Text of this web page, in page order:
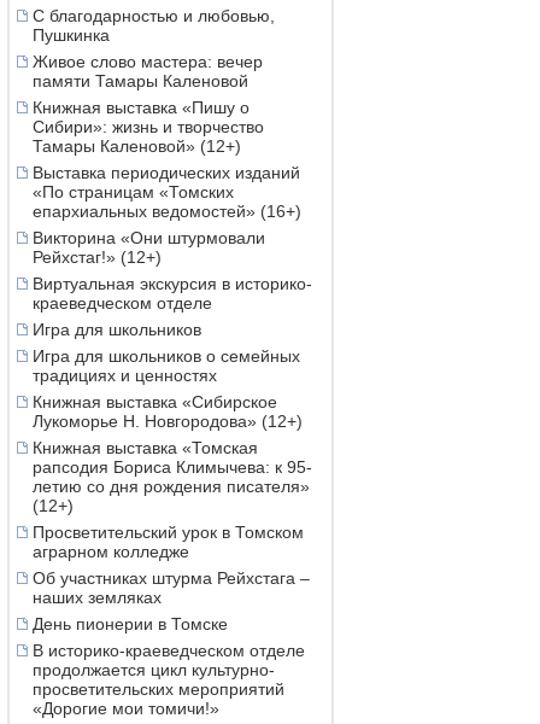
С благодарностью и любовью,
Пушкинка
Живое слово мастера: вечер
памяти Тамары Каленовой
Книжная выставка «Пишу о
Сибири»: жизнь и творчество
Тамары Каленовой» (12+)
Выставка периодических изданий
«По страницам «Томских
епархиальных ведомостей» (16+)
Викторина «Они штурмовали
Рейхстаг!» (12+)
Виртуальная экскурсия в историко-
краеведческом отделе
Игра для школьников
Игра для школьников о семейных
традициях и ценностях
Книжная выставка «Сибирское
Лукоморье Н. Новгородова» (12+)
Книжная выставка «Томская
рапсодия Бориса Климычева: к 95-
летию со дня рождения писателя»
(12+)
Просветительский урок в Томском
аграрном колледже
Об участниках штурма Рейхстага –
наших земляках
День пионерии в Томске
В историко-краеведческом отделе
продолжается цикл культурно-
просветительских мероприятий
«Дорогие мои томичи!»